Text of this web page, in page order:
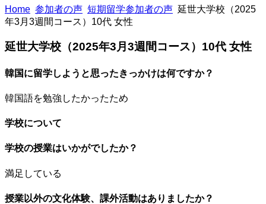
Home 参加者の声 短期留学参加者の声 延世大学校（2025
年3月3週間コース）10代 女性
延世大学校（2025年3月3週間コース）10代 女性
韓国に留学しようと思ったきっかけは何ですか？
韓国語を勉強したかったため
学校について
学校の授業はいかがでしたか？
満足している
授業以外の文化体験、課外活動はありましたか？